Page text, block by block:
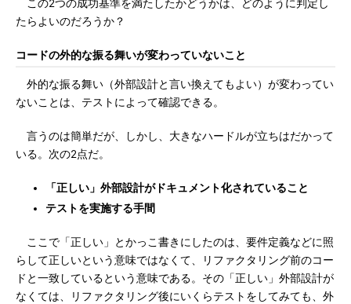
この2つの成功基準を満たしたかどうかは、どのように判定し
たらよいのだろうか？
コードの外的な振る舞いが変わっていないこと
外的な振る舞い（外部設計と言い換えてもよい）が変わってい
ないことは、テストによって確認できる。
言うのは簡単だが、しかし、大きなハードルが立ちはだかって
いる。次の2点だ。
「正しい」外部設計がドキュメント化されていること
テストを実施する手間
ここで「正しい」とかっこ書きにしたのは、要件定義などに照
らして正しいという意味ではなくて、リファクタリング前のコー
ドと一致しているという意味である。その「正しい」外部設計が
なくては、リファクタリング後にいくらテストをしてみても、外